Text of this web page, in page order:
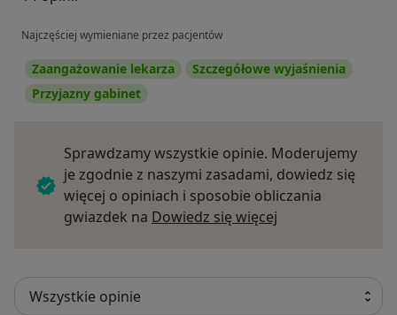
Najczęściej wymieniane przez pacjentów
Zaangażowanie lekarza
Szczegółowe wyjaśnienia
Przyjazny gabinet
Sprawdzamy wszystkie opinie. Moderujemy
je zgodnie z naszymi zasadami, dowiedz się
więcej o opiniach i sposobie obliczania
gwiazdek na Dowiedz się więcej